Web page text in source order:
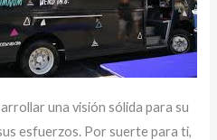
una visión sólida para su
esfuerzos. Por suerte para ti,